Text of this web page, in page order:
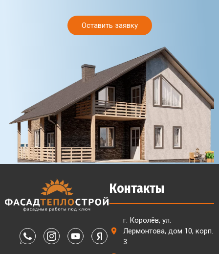
Оставить заявку
Контакты
г. Королёв, ул.
Лермонтова, дом 10, корп.
3